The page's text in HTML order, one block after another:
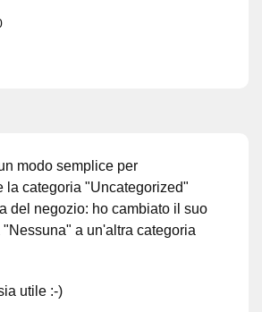
modo semplice per
la categoria "Uncategorized"
del negozio: ho cambiato il suo
a un'altra categoria
utile :-)